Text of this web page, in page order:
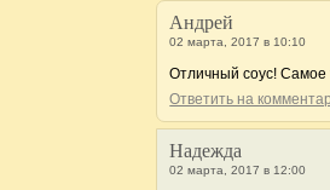
Андрей
02 марта, 2017 в 10:10
Отличный соус!
Ответить на
Надежда
02 марта, 2017 в 12:00